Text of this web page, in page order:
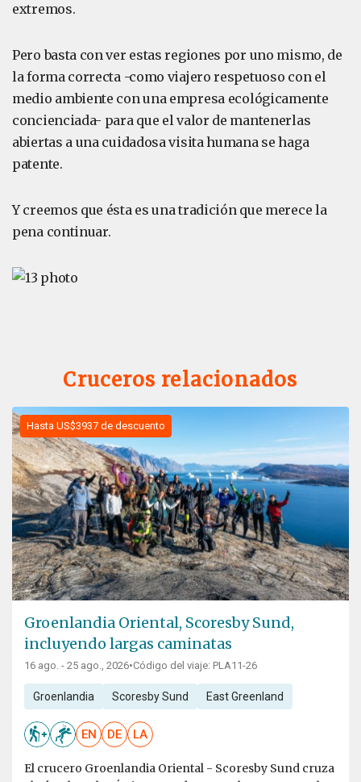
extremos.
Pero basta con ver estas regiones por uno mismo, de
la forma correcta -como viajero respetuoso con el
medio ambiente con una empresa ecológicamente
concienciada- para que el valor de mantenerlas
abiertas a una cuidadosa visita humana se haga
patente.
Y creemos que ésta es una tradición que merece la
pena continuar.
Cruceros relacionados
Hasta US$3937 de descuento
Groenlandia Oriental, Scoresby Sund,
incluyendo largas caminatas
16 ago. - 25 ago., 2026•Código del viaje: PLA11-26
Groenlandia Scoresby Sund East Greenland
EN DE LA
El crucero Groenlandia Oriental - Scoresby Sund cruza